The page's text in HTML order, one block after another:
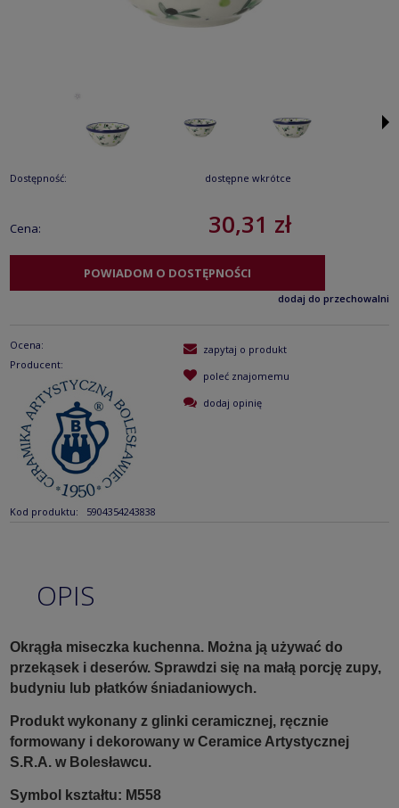
Dostępność: dostępne wkrótce
Cena: 30,31 zł
POWIADOM O DOSTĘPNOŚCI
dodaj do przechowalni
Ocena:
Producent:
Kod produktu: 5904354243838
zapytaj o produkt
poleć znajomemu
dodaj opinię
OPIS
Okrągła miseczka kuchenna. Można ją używać do
przekąsek i deserów. Sprawdzi się na małą porcję zupy,
budyniu lub płatków śniadaniowych.
Produkt wykonany z glinki ceramicznej, ręcznie
formowany i dekorowany w Ceramice Artystycznej
S.R.A. w Bolesławcu.
Symbol kształtu: M558